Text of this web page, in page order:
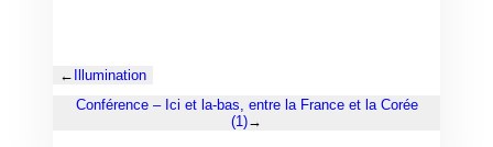
←
Illumination
Conférence – Ici et la-bas, entre la France et la Corée
(1)→